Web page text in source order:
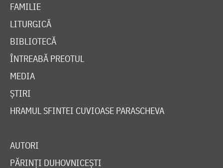
FAMILIE
LITURGICĂ
BIBLIOTECĂ
ÎNTREABĂ PREOTUL
MEDIA
ȘTIRI
HRAMUL SFINTEI CUVIOASE PARASCHEVA
AUTORI
PĂRINȚI DUHOVNICEȘTI